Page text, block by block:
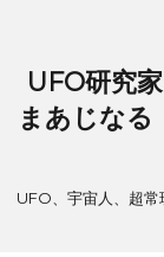
UFO研究
まあじなる
UFO、宇宙人、超